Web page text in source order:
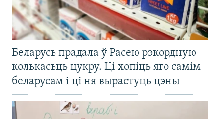
Беларусь прадала ў Расею рэкордную
колькасьць цукру. Ці хопіць яго самім
беларусам і ці ня вырастуць цэны